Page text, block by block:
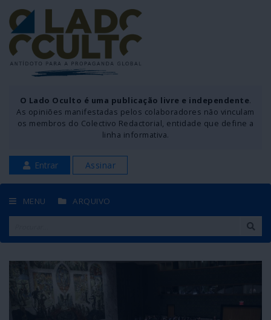
O Lado Oculto é uma publicação livre e independente.
As opiniões manifestadas pelos colaboradores não vinculam
os membros do Colectivo Redactorial, entidade que define a
linha informativa.
Entrar Assinar
MENU ARQUIVO